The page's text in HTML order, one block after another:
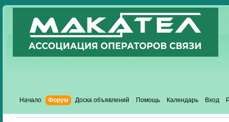
Начало Форум Доска объявлений Помощь Календарь Вход